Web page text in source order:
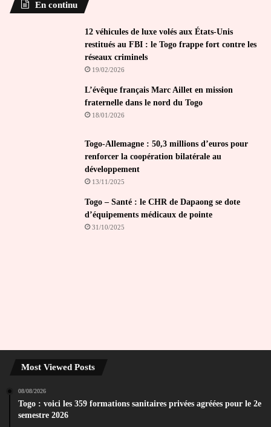
En continu
12 véhicules de luxe volés aux États-Unis
restitués au FBI : le Togo frappe fort contre les
réseaux criminels
19/02/2026
L’évêque français Marc Aillet en mission
fraternelle dans le nord du Togo
18/01/2026
Togo-Allemagne : 50,3 millions d’euros pour
renforcer la coopération bilatérale au
développement
13/11/2025
Togo – Santé : le CHR de Dapaong se dote
d’équipements médicaux de pointe
31/10/2025
Most Viewed Posts
08/08/2026
Togo : voici les 359 formations sanitaires privées agréées pour le 2e
semestre 2026